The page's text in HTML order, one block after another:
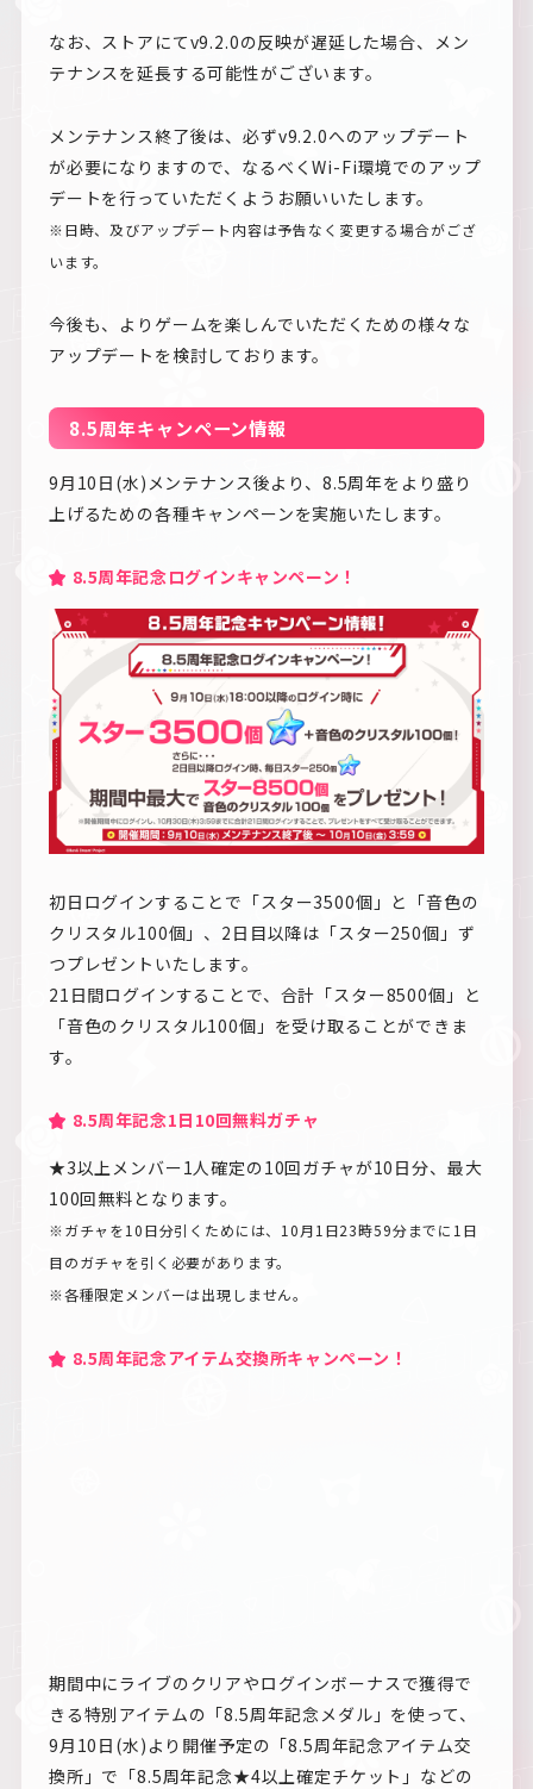
なお、ストアにてv9.2.0の反映が遅延した場合、メン
テナンスを延長する可能性がございます。
メンテナンス終了後は、必ずv9.2.0へのアップデート
が必要になりますので、なるべくWi-Fi環境でのアップ
デートを行っていただくようお願いいたします。
※日時、及びアップデート内容は予告なく変更する場合がござ
います。
今後も、よりゲームを楽しんでいただくための様々な
アップデートを検討しております。
8.5周年キャンペーン情報
9月10日(水)メンテナンス後より、8.5周年をより盛り
上げるための各種キャンペーンを実施いたします。
8.5周年記念ログインキャンペーン！
初日ログインすることで「スター3500個」と「音色の
クリスタル100個」、2日目以降は「スター250個」ず
つプレゼントいたします。
21日間ログインすることで、合計「スター8500個」と
「音色のクリスタル100個」を受け取ることができま
す。
8.5周年記念1日10回無料ガチャ
★3以上メンバー1人確定の10回ガチャが10日分、最大
100回無料となります。
※ガチャを10日分引くためには、10月1日23時59分までに1日
目のガチャを引く必要があります。
※各種限定メンバーは出現しません。
8.5周年記念アイテム交換所キャンペーン！
期間中にライブのクリアやログインボーナスで獲得で
きる特別アイテムの「8.5周年記念メダル」を使って、
9月10日(水)より開催予定の「8.5周年記念アイテム交
換所」で「8.5周年記念★4以上確定チケット」などの